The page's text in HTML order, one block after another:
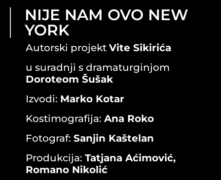
NIJE NAM OVO NEW
YORK
Autorski projekt Vite Sikirića
u suradnji s dramaturginjom
Doroteom Šušak
Izvodi: Marko Kotar
Kostimografija: Ana Roko
Fotograf: Sanjin Kaštelan
Produkcija: Tatjana Aćimović,
Romano Nikolić